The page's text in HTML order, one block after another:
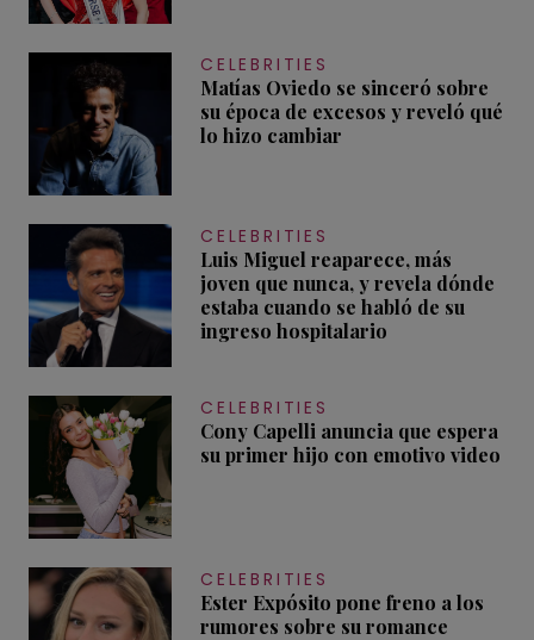
CELEBRITIES
Matías Oviedo se sinceró sobre
su época de excesos y reveló qué
lo hizo cambiar
CELEBRITIES
Luis Miguel reaparece, más
joven que nunca, y revela dónde
estaba cuando se habló de su
ingreso hospitalario
CELEBRITIES
Cony Capelli anuncia que espera
su primer hijo con emotivo video
CELEBRITIES
Ester Expósito pone freno a los
rumores sobre su romance